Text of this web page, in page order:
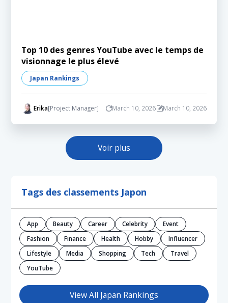
Top 10 des genres YouTube avec le temps de
visionnage le plus élevé
Japan Rankings
Erika[Project Manager] March 10, 2026 March 10, 2026
Voir plus
Tags des classements Japon
App Beauty Career Celebrity
Event
Fashion
Finance Health Hobby
Influencer
Lifestyle
Media Shopping Tech
Travel
YouTube
View All Japan Rankings